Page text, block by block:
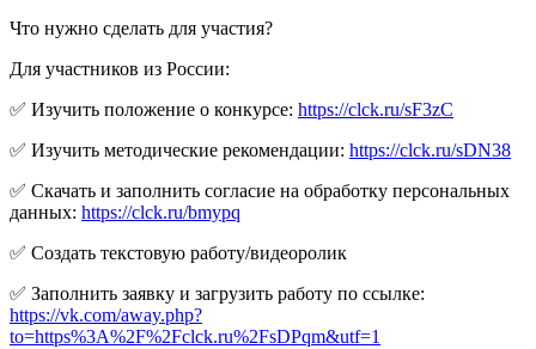
Что нужно сделать для участия?
Для участников из России:
✅ Изучить положение о конкурсе: https://clck.ru/sF3zC
✅ Изучить методические рекомендации: https://clck.ru/sDN38
✅ Скачать и заполнить согласие на обработку персональных
данных: https://clck.ru/bmypq
✅ Создать текстовую работу/видеоролик
✅ Заполнить заявку и загрузить работу по ссылке:
https://vk.com/away.php?
to=https%3A%2F%2Fclck.ru%2FsDPqm&utf=1